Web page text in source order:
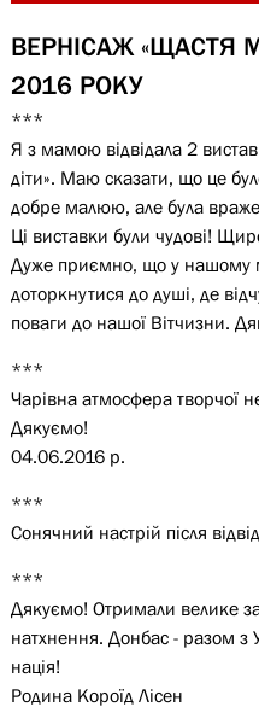
ВЕРНІСАЖ «ЩАСТЯ
2016 РОКУ
***
Я з мамою відвідала 2
діти». Маю сказати, що це
добре малюю, але була
Ці виставки були чудові!
Дуже приємно, що у нашому
доторкнутися до душі, де
поваги до нашої Вітчизни.
***
Чарівна атмосфера творчої
Дякуємо!
04.06.2016 р.
***
Сонячний настрій після
***
Дякуємо! Отримали велике
натхнення. Донбас - разом з
нація!
Родина Короїд Лісен